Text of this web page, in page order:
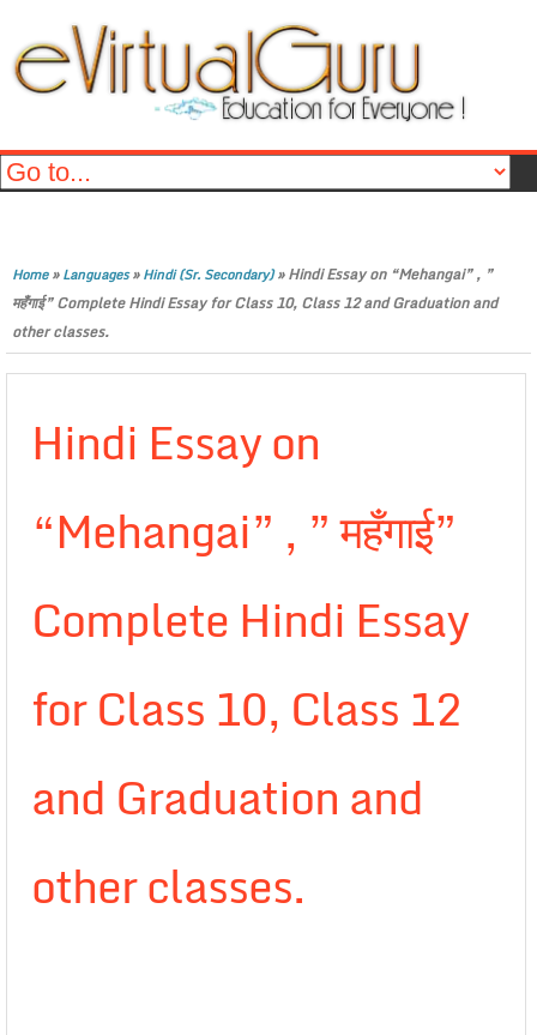
Home»Languages»Hindi (Sr. Secondary)»Hindi Essay on “Mehangai” , ”
महँगाई” Complete Hindi Essay for Class 10, Class 12 and Graduation and
other classes.
Hindi Essay on
“Mehangai” , ” महँगाई”
Complete Hindi Essay
for Class 10, Class 12
and Graduation and
other classes.